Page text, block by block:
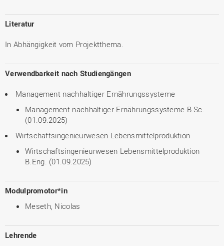
Literatur
In Abhängigkeit vom Projektthema.
Verwendbarkeit nach Studiengängen
Management nachhaltiger Ernährungssysteme
Management nachhaltiger Ernährungssysteme B.Sc.
(01.09.2025)
Wirtschaftsingenieurwesen Lebensmittelproduktion
Wirtschaftsingenieurwesen Lebensmittelproduktion
B.Eng. (01.09.2025)
Modulpromotor*in
Meseth, Nicolas
Lehrende